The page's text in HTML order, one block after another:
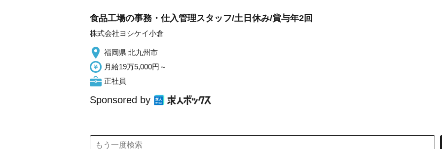
食品工場の事務・仕入管理スタッフ/土日休み/賞与年2回
株式会社ヨシケイ小倉
福岡県 北九州市
月給19万5,000円～
正社員
Sponsored by